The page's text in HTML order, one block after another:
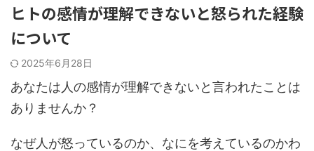
ヒトの感情が理解できないと怒られた経験
について
2025年6月28日
あなたは人の感情が理解できないと言われたことは
ありませんか？
なぜ人が怒っているのか、なにを考えているのかわ